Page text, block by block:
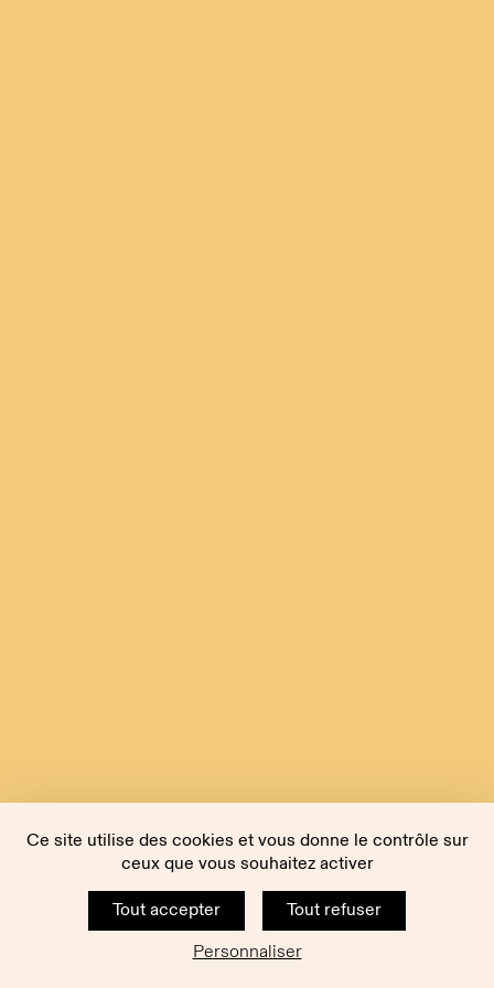
Ce site utilise des cookies et vous donne le contrôle sur
ceux que vous souhaitez activer
Tout accepter
Tout refuser
Personnaliser